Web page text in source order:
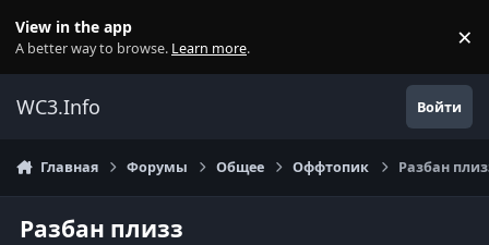
View in the app
A better way to browse. Learn more. ×
WC3.Info Войти
Главная Форумы Общее Оффтопик Разбан
Разбан плизз